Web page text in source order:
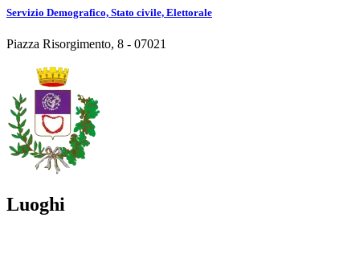
Servizio Demografico, Stato civile, Elettorale
Piazza Risorgimento, 8 - 07021
Luoghi